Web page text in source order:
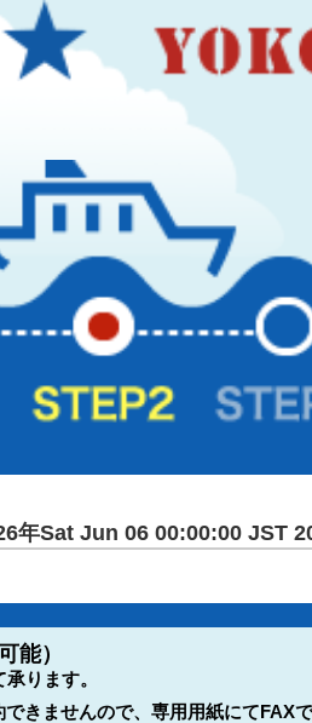
年Sat Jun 06 00:00:00 JST
能）
ります。
きませんので、専用用紙にてFAXで